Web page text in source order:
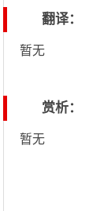
翻译：
暂无
赏析：
暂无